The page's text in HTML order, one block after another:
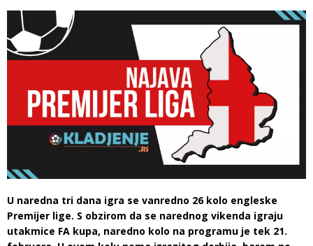
U naredna tri dana igra se vanredno 26 kolo engleske
Premijer lige. S obzirom da se narednog vikenda igraju
utakmice FA kupa, naredno kolo na programu je tek 21.